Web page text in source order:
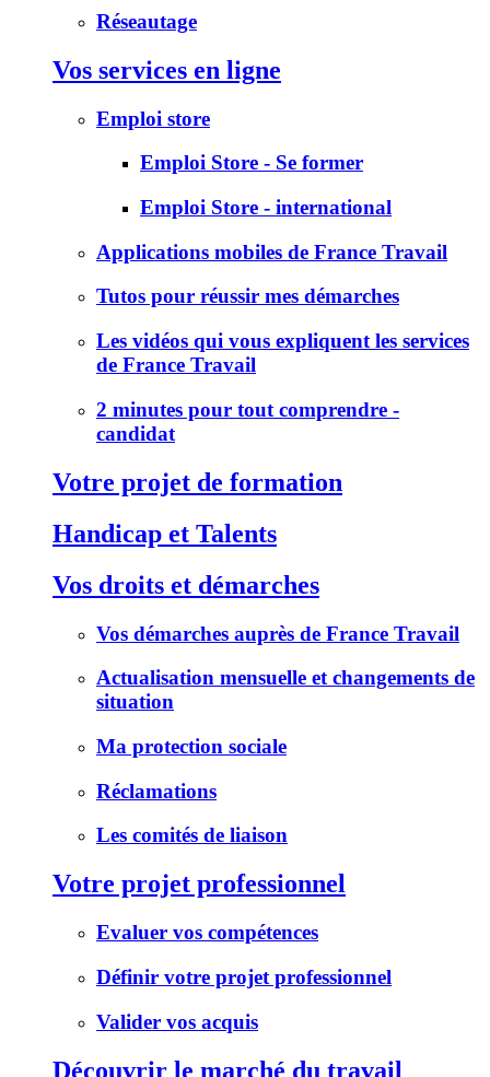
Réseautage
Vos services en ligne
Emploi store
Emploi Store - Se former
Emploi Store - international
Applications mobiles de France Travail
Tutos pour réussir mes démarches
Les vidéos qui vous expliquent les services
de France Travail
2 minutes pour tout comprendre -
candidat
Votre projet de formation
Handicap et Talents
Vos droits et démarches
Vos démarches auprès de France Travail
Actualisation mensuelle et changements de
situation
Ma protection sociale
Réclamations
Les comités de liaison
Votre projet professionnel
Evaluer vos compétences
Définir votre projet professionnel
Valider vos acquis
Découvrir le marché du travail